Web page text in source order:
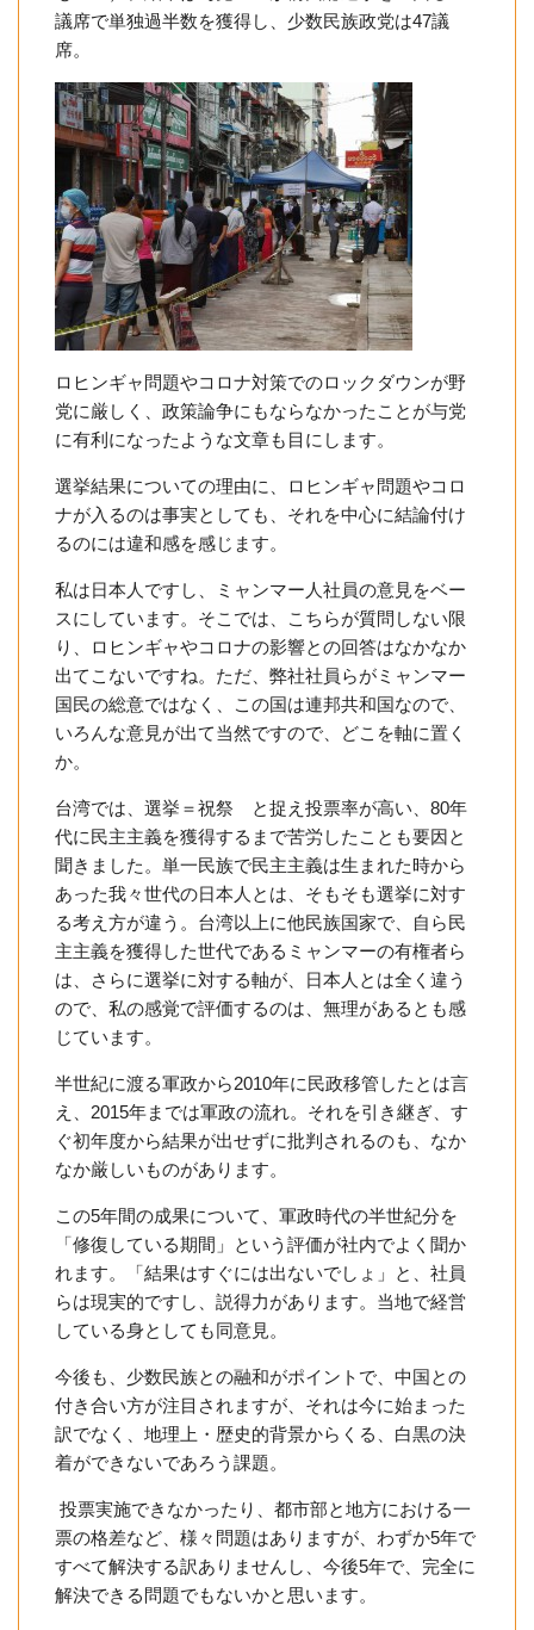
議席で単独過半数を獲得し、少数民族政党は47議
席。
ロヒンギャ問題やコロナ対策でのロックダウンが野
党に厳しく、政策論争にもならなかったことが与党
に有利になったような文章も目にします。
選挙結果についての理由に、ロヒンギャ問題やコロ
ナが入るのは事実としても、それを中心に結論付け
るのには違和感を感じます。
私は日本人ですし、ミャンマー人社員の意見をベー
スにしています。そこでは、こちらが質問しない限
り、ロヒンギャやコロナの影響との回答はなかなか
出てこないですね。ただ、弊社社員らがミャンマー
国民の総意ではなく、この国は連邦共和国なので、
いろんな意見が出て当然ですので、どこを軸に置く
か。
台湾では、選挙＝祝祭 と捉え投票率が高い、80年
代に民主主義を獲得するまで苦労したことも要因と
聞きました。単一民族で民主主義は生まれた時から
あった我々世代の日本人とは、そもそも選挙に対す
る考え方が違う。台湾以上に他民族国家で、自ら民
主主義を獲得した世代であるミャンマーの有権者ら
は、さらに選挙に対する軸が、日本人とは全く違う
ので、私の感覚で評価するのは、無理があるとも感
じています。
半世紀に渡る軍政から2010年に民政移管したとは言
え、2015年までは軍政の流れ。それを引き継ぎ、す
ぐ初年度から結果が出せずに批判されるのも、なか
なか厳しいものがあります。
この5年間の成果について、軍政時代の半世紀分を
「修復している期間」という評価が社内でよく聞か
れます。「結果はすぐには出ないでしょ」と、社員
らは現実的ですし、説得力があります。当地で経営
している身としても同意見。
今後も、少数民族との融和がポイントで、中国との
付き合い方が注目されますが、それは今に始まった
訳でなく、地理上・歴史的背景からくる、白黒の決
着ができないであろう課題。
投票実施できなかったり、都市部と地方における一
票の格差など、様々問題はありますが、わずか5年で
すべて解決する訳ありませんし、今後5年で、完全に
解決できる問題でもないかと思います。